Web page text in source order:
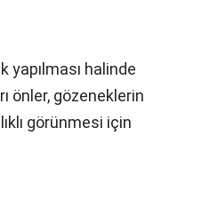
yapılması halinde
önler, gözeneklerin
görünmesi için